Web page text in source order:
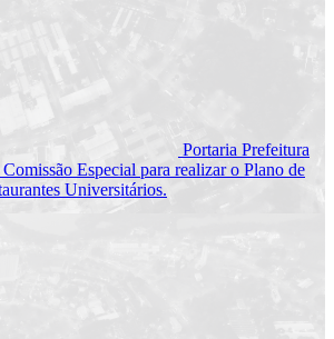
Portaria Prefeitura
Especial para realizar o Plano de
Universitários.